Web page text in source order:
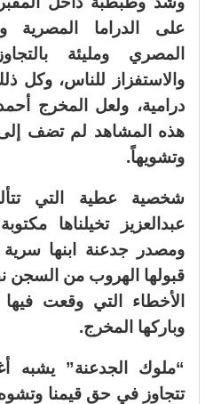
على الدراما المصرية
المصري ومليئة
والاستفزاز للناس، وكل
درامية، ولعل المخرج
هذه المشاهد لم تضف
وتشويهاً.
شخصية عطية التي
عبدالعزيز تخيلناها
ومصدر جدعنة ابنها
قبولها الهروب من السجن
الأخطاء التي وقعت
وباركها المخرج.
“ملوك الجدعنة” يشبه
تتجاوز في حق قيمنا